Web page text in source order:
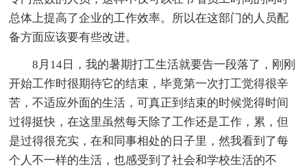
总体上提高了企业的工作效率。所以在这部门的人员配
备方面应该要有些改进。
8月14日，我的暑期打工生活就要告一段落了，刚刚
开始工作时很期待它的结束，毕竟第一次打工觉得很辛
苦，不适应外面的生活，可真正到结束的时候觉得时间
过得挺快，在这里虽然每天除了工作还是工作，累，但
是过得很充实，在和同事相处的日子里，然我看到了每
个人不一样的生活，也感受到了社会和学校生活的不